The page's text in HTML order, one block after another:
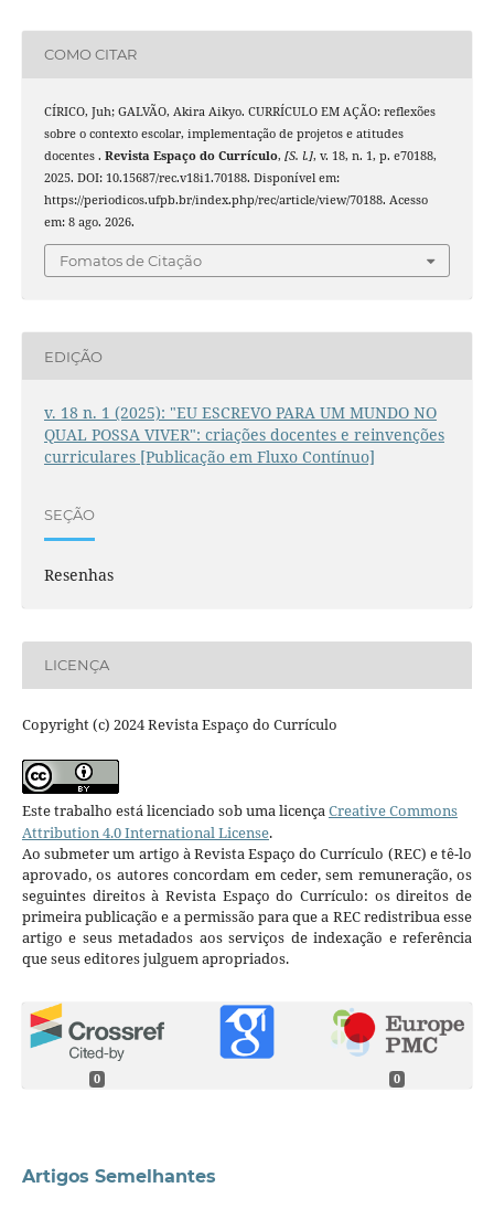
COMO CITAR
CÍRICO, Juh; GALVÃO, Akira Aikyo. CURRÍCULO EM AÇÃO: reflexões
sobre o contexto escolar, implementação de projetos e atitudes
docentes . Revista Espaço do Currículo, [S. l.], v. 18, n. 1, p. e70188,
2025. DOI: 10.15687/rec.v18i1.70188. Disponível em:
https://periodicos.ufpb.br/index.php/rec/article/view/70188. Acesso
em: 8 ago. 2026.
Fomatos de Citação
EDIÇÃO
v. 18 n. 1 (2025): "EU ESCREVO PARA UM MUNDO NO
QUAL POSSA VIVER": criações docentes e reinvenções
curriculares [Publicação em Fluxo Contínuo]
SEÇÃO
Resenhas
LICENÇA
Copyright (c) 2024 Revista Espaço do Currículo
Este trabalho está licenciado sob uma licença Creative Commons
Attribution 4.0 International License.
Ao submeter um artigo à Revista Espaço do Currículo (REC) e tê-lo
aprovado, os autores concordam em ceder, sem remuneração, os
seguintes direitos à Revista Espaço do Currículo: os direitos de
primeira publicação e a permissão para que a REC redistribua esse
artigo e seus metadados aos serviços de indexação e referência
que seus editores julguem apropriados.
0 0
Artigos Semelhantes